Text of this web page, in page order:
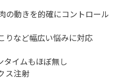
の動きを的確にコントロール
りなど幅広い悩みに対応
イムもほぼ無し
ス注射